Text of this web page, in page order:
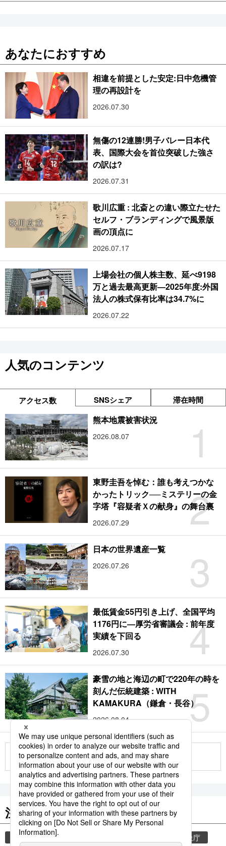
あなたにおすすめ
相違を前提とした安定:日中危機管
理の再設計を
2026.07.30
無傷の12連勝!男子バレー日本代
表、国際大会を首位突破した強さ
の訳は?
2026.07.31
歌川広重 : 北斎との違い際立たせた
セルフ・ブランディングで風景版
画の頂点に
2026.07.17
上場会社の個人株主数、延べ9198
万と過去最高更新―2025年度:外国
法人の株式保有比率は34.7%に
2026.07.22
人気のコンテンツ
アクセス数 SNSシェア 滞在時間
1
熊本地震被害状況
2026.08.07
2
東野圭吾を悼む：誰も考えつかな
かったトリック──ミステリーの金
字塔『容疑者Ｘの献身』の舞台裏
2026.07.29
3
日本の世界遺産一覧
2026.07.26
4
最低賃金55円引き上げ、全国平均
1176円に―厚労省審議会 : 前年度
実績を下回る
2026.07.30
5
豪雪の地と海辺の町で220年の時を
刻んだ伝統建築 : WITH
KAMAKURA（鎌倉・長谷）
2026.08.04
もっと見る
注目のキーワード
共同通信ニュース 気象庁